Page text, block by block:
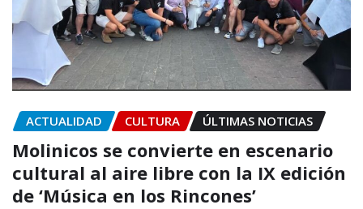
ACTUALIDAD CULTURA ÚLTIMAS NOTICIAS
Molinicos se convierte en escenario
cultural al aire libre con la IX edición
de ‘Música en los Rincones’